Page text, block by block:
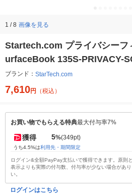
1 / 8 画像を見る
Startech.com プライバシーフ
urfaceBook 135S-PRIVACY-
ブランド： StarTech.com
7,610円 （税込）
お買い物でもらえる特典最大付与率7%
獲得 5%(349pt)
うち4.5%は利用先・期間限定
ログイン&全額PayPay支払いで獲得できます。原則
表示よりも実際の付与数、付与率が少ない場合があ
い。
ログインはこちら